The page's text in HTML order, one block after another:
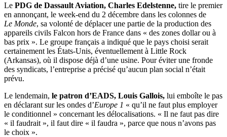
Le PDG de Dassault Aviation, Charles Edelstenne, tire le premier
en annonçant, le week-end du 2 décembre dans les colonnes de
Le Monde, sa volonté de déplacer une partie de la production des
appareils civils Falcon hors de France dans « des zones dollar ou à
bas prix ». Le groupe français a indiqué que le pays choisi serait
certainement les États-Unis, éventuellement à Little Rock
(Arkansas), où il dispose déjà d’une usine. Pour éviter une fronde
des syndicats, l’entreprise a précisé qu’aucun plan social n’était
prévu.
Le lendemain, le patron d’EADS, Louis Gallois, lui emboîte le pas
en déclarant sur les ondes d’Europe 1 « qu’il ne faut plus employer
le conditionnel » concernant les délocalisations. « Il ne faut pas dire
« il faudrait », il faut dire « il faudra », parce que nous n’avons pas
le choix ».